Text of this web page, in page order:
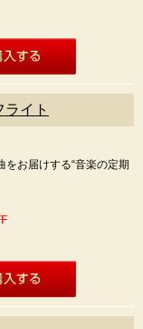
イト
をお届けする“音楽の定期